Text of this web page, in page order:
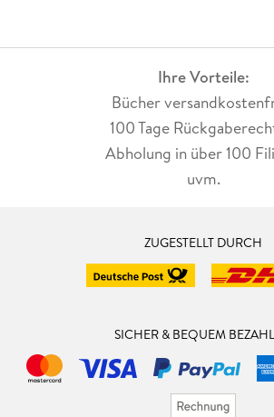
Ihre Vorteile:
Bücher
100 Tage
Abholung in über 100
uvm.
ZUGESTELLT DURCH
SICHER & BEQUEM